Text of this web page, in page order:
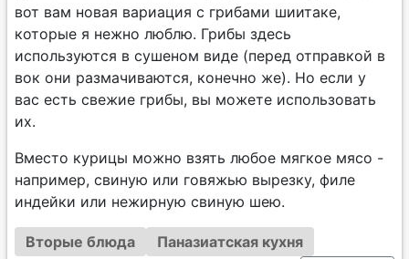
вот вам новая вариация с грибами шиитаке,
которые я нежно люблю. Грибы здесь
используются в сушеном виде (перед отправкой в
вок они размачиваются, конечно же). Но если у
вас есть свежие грибы, вы можете использовать
их.
Вместо курицы можно взять любое мягкое мясо -
например, свиную или говяжью вырезку, филе
индейки или нежирную свиную шею.
Вторые блюда
Паназиатская кухня